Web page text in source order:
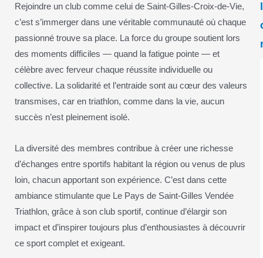
Rejoindre un club comme celui de Saint-Gilles-Croix-de-Vie,
c’est s’immerger dans une véritable communauté où chaque
passionné trouve sa place. La force du groupe soutient lors
des moments difficiles — quand la fatigue pointe — et
célèbre avec ferveur chaque réussite individuelle ou
collective. La solidarité et l’entraide sont au cœur des valeurs
transmises, car en triathlon, comme dans la vie, aucun
succès n’est pleinement isolé.
La diversité des membres contribue à créer une richesse
d’échanges entre sportifs habitant la région ou venus de plus
loin, chacun apportant son expérience. C’est dans cette
ambiance stimulante que Le Pays de Saint-Gilles Vendée
Triathlon, grâce à son club sportif, continue d’élargir son
impact et d’inspirer toujours plus d’enthousiastes à découvrir
ce sport complet et exigeant.
l